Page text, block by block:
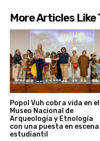
More Articles Like
Popol Vuh cobra vida en el
Museo Nacional de
Arqueología y Etnología
con una puesta en escena
estudiantil